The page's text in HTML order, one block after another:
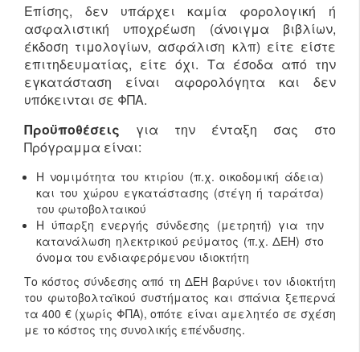
Επίσης, δεν υπάρχει καμία φορολογική ή
ασφαλιστική υποχρέωση (άνοιγμα βιβλίων,
έκδοση τιμολογίων, ασφάλιση κλπ) είτε είστε
επιτηδευματίας, είτε όχι. Τα έσοδα από την
εγκατάσταση είναι αφορολόγητα και δεν
υπόκεινται σε ΦΠΑ.
Προϋποθέσεις για την ένταξη σας στο
Πρόγραμμα είναι:
Η νομιμότητα του κτιρίου (π.χ. οικοδομική άδεια)
και του χώρου εγκατάστασης (στέγη ή ταράτσα)
του φωτοβολταικού
Η ύπαρξη ενεργής σύνδεσης (μετρητή) για την
κατανάλωση ηλεκτρικού ρεύματος (π.χ. ΔΕΗ) στο
όνομα του ενδιαφερόμενου ιδιοκτήτη
Το κόστος σύνδεσης από τη ΔΕΗ βαρύνει τον ιδιοκτήτη
του φωτοβολταϊκού συστήματος και σπάνια ξεπερνά
τα 400 € (χωρίς ΦΠΑ), οπότε είναι αμελητέο σε σχέση
με το κόστος της συνολικής επένδυσης.